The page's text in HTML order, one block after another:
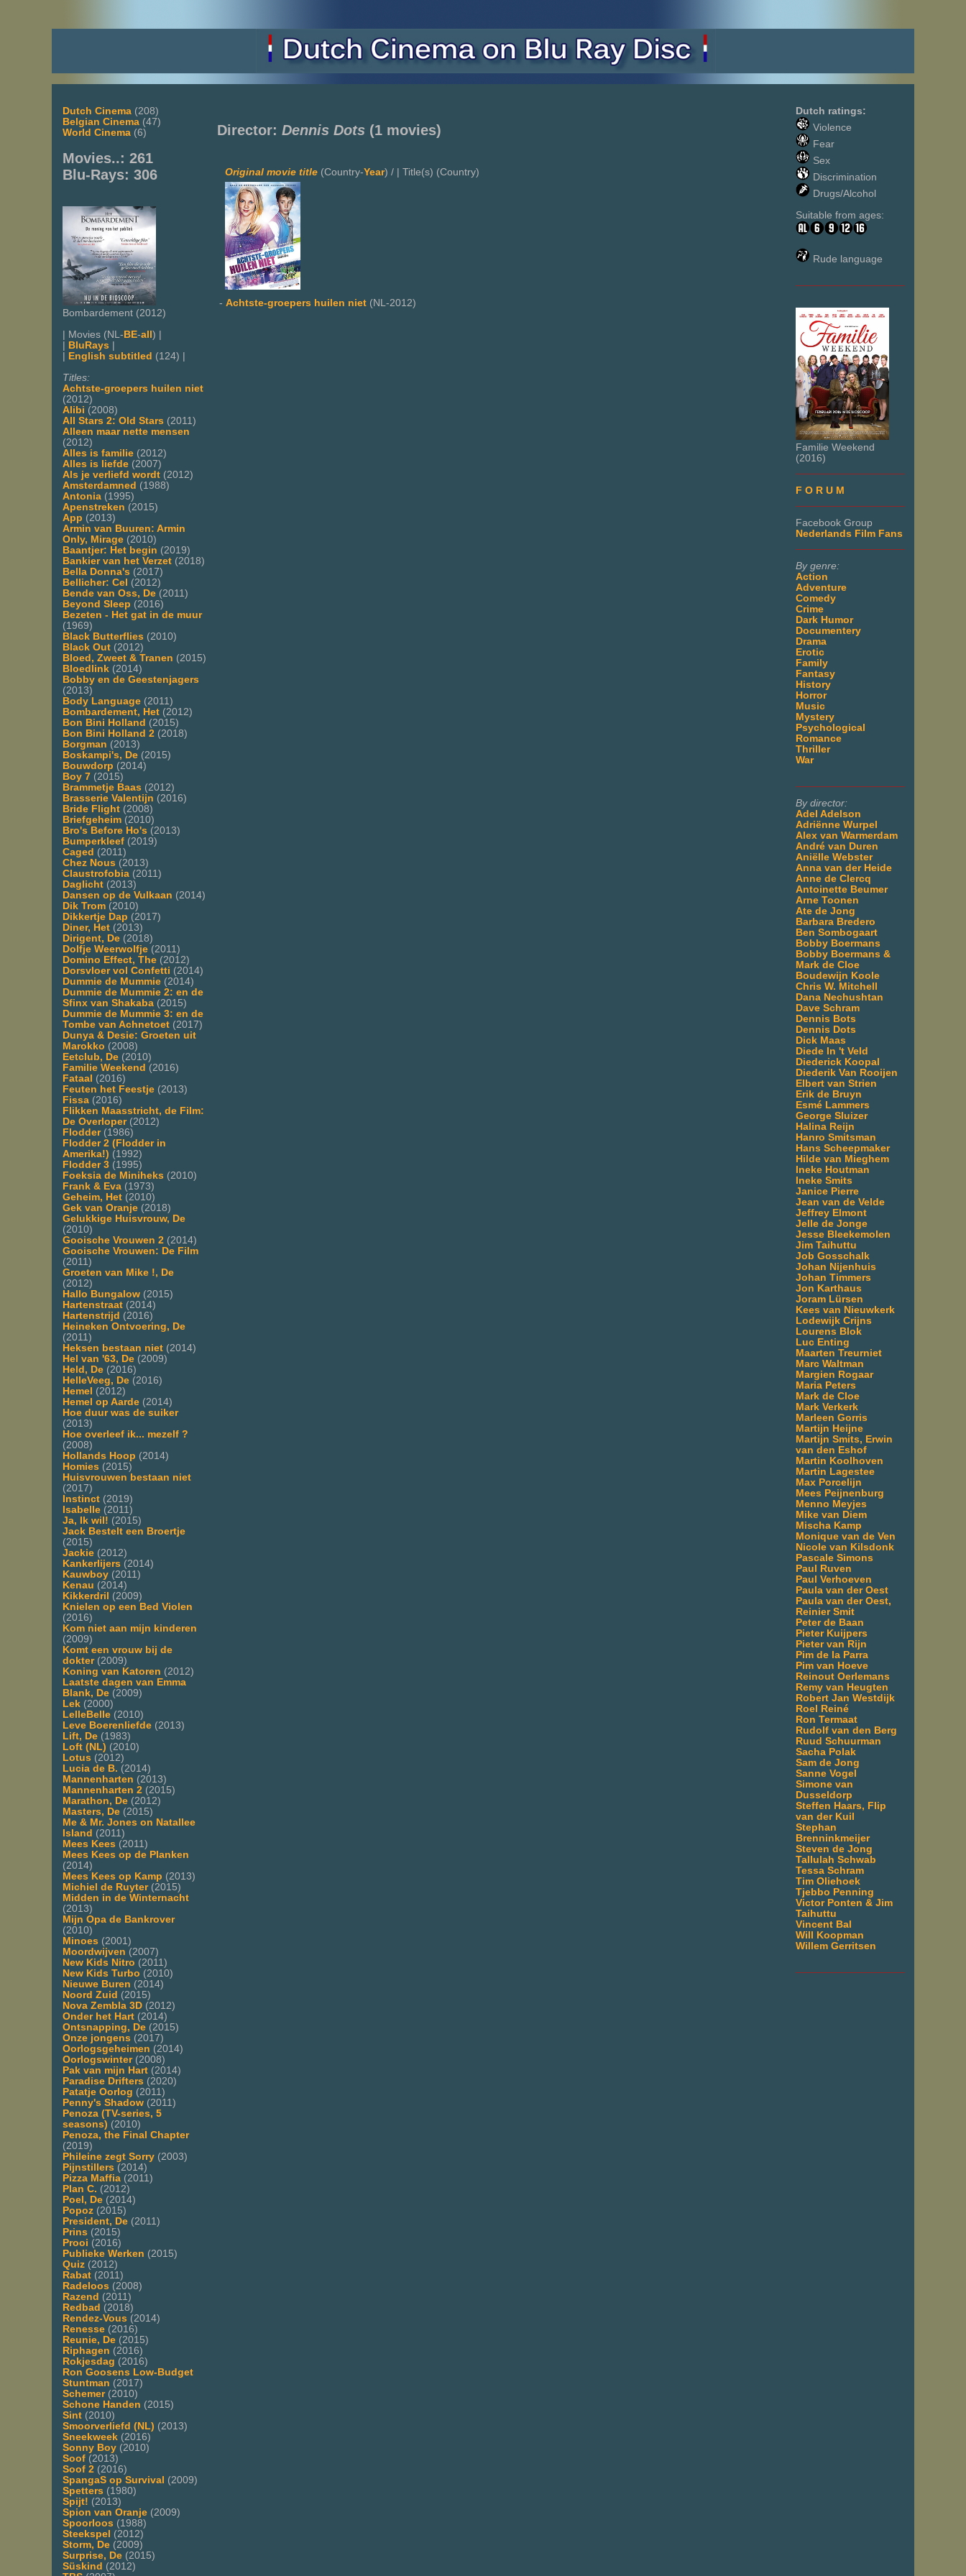
Dutch Cinema (208)
Belgian Cinema (47)
World Cinema (6)
Movies..: 261
Blu-Rays: 306
Bombardement (2012)
| Movies (NL-BE-all) |
| BluRays |
| English subtitled (124) |
Titles:
Achtste-groepers huilen niet
(2012)
Alibi (2008)
All Stars 2: Old Stars (2011)
Alleen maar nette mensen
(2012)
Alles is familie (2012)
Alles is liefde (2007)
Als je verliefd wordt (2012)
Amsterdamned (1988)
Antonia (1995)
Apenstreken (2015)
App (2013)
Armin van Buuren: Armin
Only, Mirage (2010)
Baantjer: Het begin (2019)
Bankier van het Verzet (2018)
Bella Donna's (2017)
Bellicher: Cel (2012)
Bende van Oss, De (2011)
Beyond Sleep (2016)
Bezeten - Het gat in de muur
(1969)
Black Butterflies (2010)
Black Out (2012)
Bloed, Zweet & Tranen (2015)
Bloedlink (2014)
Bobby en de Geestenjagers
(2013)
Body Language (2011)
Bombardement, Het (2012)
Bon Bini Holland (2015)
Bon Bini Holland 2 (2018)
Borgman (2013)
Boskampi's, De (2015)
Bouwdorp (2014)
Boy 7 (2015)
Brammetje Baas (2012)
Brasserie Valentijn (2016)
Bride Flight (2008)
Briefgeheim (2010)
Bro's Before Ho's (2013)
Bumperkleef (2019)
Caged (2011)
Chez Nous (2013)
Claustrofobia (2011)
Daglicht (2013)
Dansen op de Vulkaan (2014)
Dik Trom (2010)
Dikkertje Dap (2017)
Diner, Het (2013)
Dirigent, De (2018)
Dolfje Weerwolfje (2011)
Domino Effect, The (2012)
Dorsvloer vol Confetti (2014)
Dummie de Mummie (2014)
Dummie de Mummie 2: en de
Sfinx van Shakaba (2015)
Dummie de Mummie 3: en de
Tombe van Achnetoet (2017)
Dunya & Desie: Groeten uit
Marokko (2008)
Eetclub, De (2010)
Familie Weekend (2016)
Fataal (2016)
Feuten het Feestje (2013)
Fissa (2016)
Flikken Maasstricht, de Film:
De Overloper(2012)
Flodder(1986)
Flodder 2 (Flodder in
Amerika!) (1992)
Flodder 3 (1995)
Foeksia de Miniheks (2010)
Frank & Eva (1973)
Geheim, Het (2010)
Gek van Oranje (2018)
Gelukkige Huisvrouw, De
(2010)
Gooische Vrouwen 2 (2014)
Gooische Vrouwen: De Film
(2011)
Groeten van Mike !, De
(2012)
Hallo Bungalow (2015)
Hartenstraat (2014)
Hartenstrijd (2016)
Heineken Ontvoering, De
(2011)
Heksen bestaan niet (2014)
Hel van '63, De (2009)
Held, De (2016)
HelleVeeg, De (2016)
Hemel (2012)
Hemel op Aarde (2014)
Hoe duur was de suiker
(2013)
Hoe overleef ik... mezelf ?
(2008)
Hollands Hoop (2014)
Homies (2015)
Huisvrouwen bestaan niet
(2017)
Instinct (2019)
Isabelle (2011)
Ja, Ik wil! (2015)
Jack Bestelt een Broertje
(2015)
Jackie (2012)
Kankerlijers (2014)
Kauwboy (2011)
Kenau (2014)
Kikkerdril (2009)
Knielen op een Bed Violen
(2016)
Kom niet aan mijn kinderen
(2009)
Komt een vrouw bij de
dokter(2009)
Koning van Katoren (2012)
Laatste dagen van Emma
Blank, De (2009)
Lek (2000)
LelleBelle (2010)
Leve Boerenliefde (2013)
Lift, De (1983)
Loft (NL) (2010)
Lotus (2012)
Lucia de B. (2014)
Mannenharten (2013)
Mannenharten 2 (2015)
Marathon, De (2012)
Masters, De (2015)
Me & Mr. Jones on Natallee
Island (2011)
Mees Kees (2011)
Mees Kees op de Planken
(2014)
Mees Kees op Kamp (2013)
Michiel de Ruyter(2015)
Midden in de Winternacht
(2013)
Mijn Opa de Bankrover
(2010)
Minoes (2001)
Moordwijven (2007)
New Kids Nitro (2011)
New Kids Turbo (2010)
Nieuwe Buren (2014)
Noord Zuid (2015)
Nova Zembla 3D (2012)
Onder het Hart (2014)
Ontsnapping, De (2015)
Onze jongens (2017)
Oorlogsgeheimen (2014)
Oorlogswinter(2008)
Pak van mijn Hart (2014)
Paradise Drifters (2020)
Patatje Oorlog (2011)
Penny's Shadow (2011)
Penoza (TV-series, 5
seasons) (2010)
Penoza, the Final Chapter
(2019)
Phileine zegt Sorry (2003)
Pijnstillers (2014)
Pizza Maffia (2011)
Plan C. (2012)
Poel, De (2014)
Popoz (2015)
President, De (2011)
Prins (2015)
Prooi (2016)
Publieke Werken (2015)
Quiz (2012)
Rabat (2011)
Radeloos (2008)
Razend (2011)
Redbad (2018)
Rendez-Vous (2014)
Renesse (2016)
Reunie, De (2015)
Riphagen (2016)
Rokjesdag (2016)
Ron Goosens Low-Budget
Stuntman (2017)
Schemer(2010)
Schone Handen (2015)
Sint (2010)
Smoorverliefd (NL) (2013)
Sneekweek (2016)
Sonny Boy (2010)
Soof (2013)
Soof 2 (2016)
SpangaS op Survival (2009)
Spetters (1980)
Spijt! (2013)
Spion van Oranje (2009)
Spoorloos (1988)
Steekspel (2012)
Storm, De (2009)
Surprise, De (2015)
Süskind (2012)
Dutch ratings:
Violence
Fear
Sex
Discrimination
Drugs/Alcohol
Suitable from ages:
Rude language
Familie Weekend
(2016)
F O R U M
Facebook Group
Nederlands Film Fans
By genre:
Action
Adventure
Comedy
Crime
Dark Humor
Documentery
Drama
Erotic
Family
Fantasy
History
Horror
Music
Mystery
Psychological
Romance
Thriller
War
By director:
Adel Adelson
Adriënne Wurpel
Alex van Warmerdam
André van Duren
Aniëlle Webster
Anna van der Heide
Anne de Clercq
Antoinette Beumer
Arne Toonen
Ate de Jong
Barbara Bredero
Ben Sombogaart
Bobby Boermans
Bobby Boermans &
Mark de Cloe
Boudewijn Koole
Chris W. Mitchell
Dana Nechushtan
Dave Schram
Dennis Bots
Dennis Dots
Dick Maas
Diede In 't Veld
Diederick Koopal
Diederik Van Rooijen
Elbert van Strien
Erik de Bruyn
Esmé Lammers
George Sluizer
Halina Reijn
Hanro Smitsman
Hans Scheepmaker
Hilde van Mieghem
Ineke Houtman
Ineke Smits
Janice Pierre
Jean van de Velde
Jeffrey Elmont
Jelle de Jonge
Jesse Bleekemolen
Jim Taihuttu
Job Gosschalk
Johan Nijenhuis
Johan Timmers
Jon Karthaus
Joram Lürsen
Kees van Nieuwkerk
Lodewijk Crijns
Lourens Blok
Luc Enting
Maarten Treurniet
Marc Waltman
Margien Rogaar
Maria Peters
Mark de Cloe
Mark Verkerk
Marleen Gorris
Martijn Heijne
Martijn Smits, Erwin
van den Eshof
Martin Koolhoven
Martin Lagestee
Max Porcelijn
Mees Peijnenburg
Menno Meyjes
Mike van Diem
Mischa Kamp
Monique van de Ven
Nicole van Kilsdonk
Pascale Simons
Paul Ruven
Paul Verhoeven
Paula van der Oest
Paula van der Oest,
Reinier Smit
Peter de Baan
Pieter Kuijpers
Pieter van Rijn
Pim de la Parra
Pim van Hoeve
Reinout Oerlemans
Remy van Heugten
Robert Jan Westdijk
Roel Reiné
Ron Termaat
Rudolf van den Berg
Ruud Schuurman
Sacha Polak
Sam de Jong
Sanne Vogel
Simone van
Dusseldorp
Steffen Haars, Flip
van der Kuil
Stephan
Brenninkmeijer
Steven de Jong
Tallulah Schwab
Tessa Schram
Tim Oliehoek
Tjebbo Penning
Victor Ponten & Jim
Taihuttu
Vincent Bal
Will Koopman
Willem Gerritsen
Director: Dennis Dots (1 movies)
Original movie title (Country-Year) / | Title(s) (Country)
- Achtste-groepers huilen niet (NL-2012)